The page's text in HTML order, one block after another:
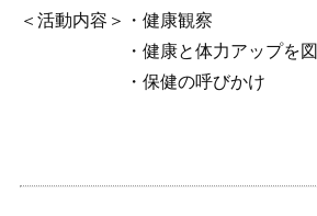
＜活動内容＞・健康観察
・健康と体力アップを図る
・保健の呼びかけ